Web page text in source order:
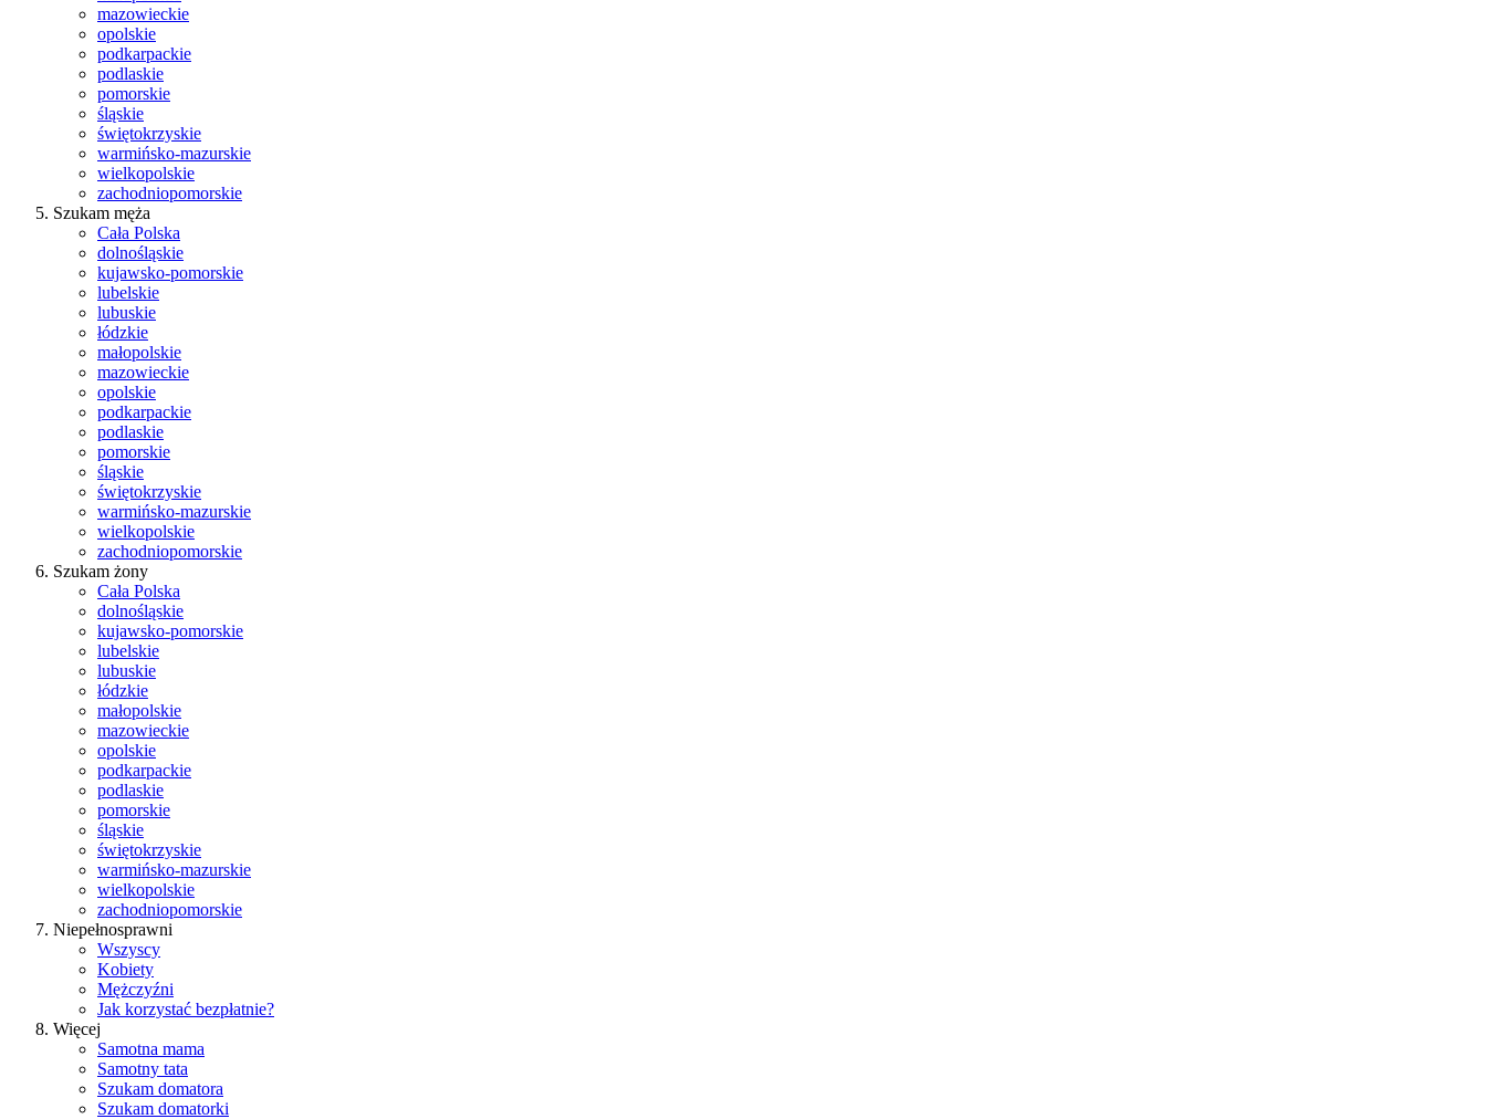
mazowieckie
opolskie
podkarpackie
podlaskie
pomorskie
śląskie
świętokrzyskie
warmińsko-mazurskie
wielkopolskie
zachodniopomorskie
Szukam męża
Cała Polska
dolnośląskie
kujawsko-pomorskie
lubelskie
lubuskie
łódzkie
małopolskie
mazowieckie
opolskie
podkarpackie
podlaskie
pomorskie
śląskie
świętokrzyskie
warmińsko-mazurskie
wielkopolskie
zachodniopomorskie
Szukam żony
Cała Polska
dolnośląskie
kujawsko-pomorskie
lubelskie
lubuskie
łódzkie
małopolskie
mazowieckie
opolskie
podkarpackie
podlaskie
pomorskie
śląskie
świętokrzyskie
warmińsko-mazurskie
wielkopolskie
zachodniopomorskie
Niepełnosprawni
Wszyscy
Kobiety
Mężczyźni
Jak korzystać bezpłatnie?
Więcej
Samotna mama
Samotny tata
Szukam domatora
Szukam domatorki